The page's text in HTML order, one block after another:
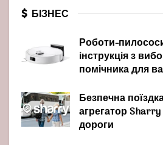
БІЗНЕС
Роботи-
інструкція з
помічника для
Безпечна
агрегатор
дороги